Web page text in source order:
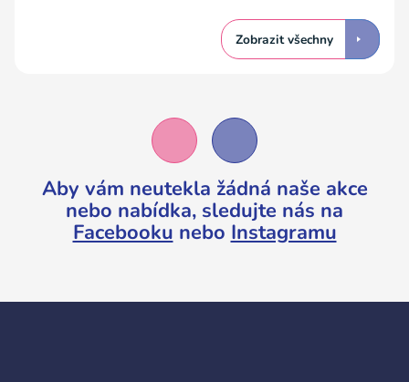
Zobrazit všechny
Aby vám neutekla žádná naše akce
nebo nabídka, sledujte nás na
Facebooku nebo Instagramu